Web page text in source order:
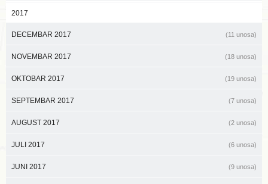
2017
DECEMBAR 2017 (11 unosa)
NOVEMBAR 2017 (18 unosa)
OKTOBAR 2017 (19 unosa)
SEPTEMBAR 2017 (7 unosa)
AUGUST 2017 (2 unosa)
JULI 2017 (6 unosa)
JUNI 2017 (9 unosa)